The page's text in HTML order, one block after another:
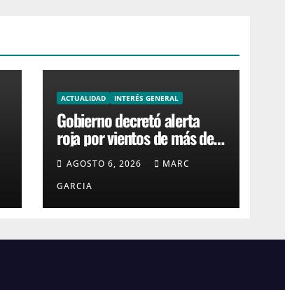
ACTUALIDAD INTERÉS GENERAL
Gobierno decretó alerta
roja por vientos de más de
120 km/h en la costa de
Canelones, Maldonado y
Rocha
AGOSTO 6, 2026
MARC
GARCIA